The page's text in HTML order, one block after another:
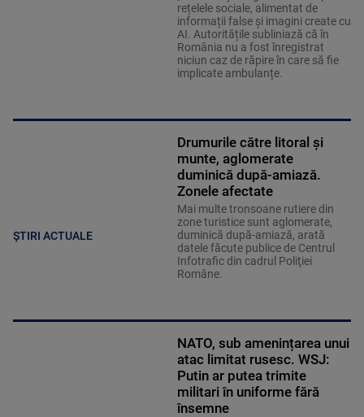
rețelele sociale, alimentat de
informații false și imagini create cu
AI. Autoritățile subliniază că în
România nu a fost înregistrat
niciun caz de răpire în care să fie
implicate ambulanțe.
ȘTIRI ACTUALE
Drumurile către litoral și
munte, aglomerate
duminică după-amiază.
Zonele afectate
Mai multe tronsoane rutiere din
zone turistice sunt aglomerate,
duminică după-amiază, arată
datele făcute publice de Centrul
Infotrafic din cadrul Poliţiei
Române.
NATO, sub amenințarea unui
atac limitat rusesc. WSJ:
Putin ar putea trimite
militari în uniforme fără
însemne